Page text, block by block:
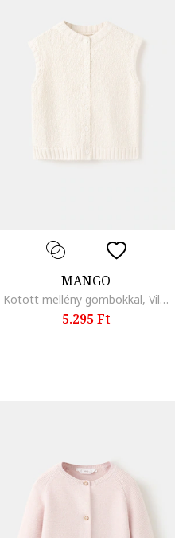
MANGO
Kötött mellény gombokkal, Világosbézs
5.295 Ft